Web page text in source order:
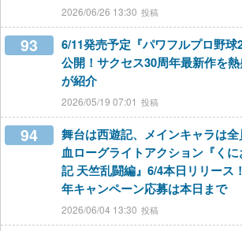
2026/06/26 13:30
93
6/11発売予定『パワフルプロ野球
公開！サクセス30周年最新作を
が紹介
2026/05/19 07:01
94
舞台は西遊記、メインキャラは
血ローグライトアクション『く
記 天竺乱闘編』6/4本日リリース
年キャンペーン応募は本日まで
2026/06/04 13:30